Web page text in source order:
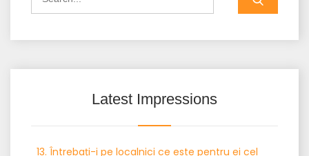
Latest Impressions
13. Întrebați-i pe localnici ce este pentru ei cel